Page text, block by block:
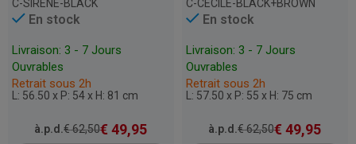
C-SIRENE-BLACK
En stock
Livraison: 3 - 7 Jours
Ouvrables
Retrait sous 2h
L: 56.50 x P: 54 x H: 81 cm
à.p.d.€62,50€ 49,95
C-CECILE-BLACK+BROWN
En stock
Livraison: 3 - 7 Jours
Ouvrables
Retrait sous 2h
L: 57.50 x P: 55 x H: 75 cm
à.p.d.€62,50€ 49,95